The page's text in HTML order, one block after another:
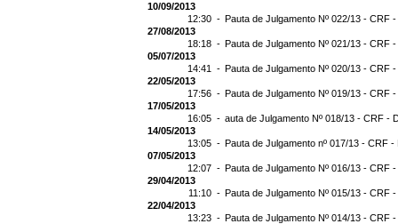
10/09/2013
12:30 - Pauta de Julgamento Nº 022/13 - CRF
27/08/2013
18:18 - Pauta de Julgamento Nº 021/13 - CRF
05/07/2013
14:41 - Pauta de Julgamento Nº 020/13 - CRF
22/05/2013
17:56 - Pauta de Julgamento Nº 019/13 - CRF
17/05/2013
16:05 - auta de Julgamento Nº 018/13 - CRF -
14/05/2013
13:05 - Pauta de Julgamento nº 017/13 - CRF -
07/05/2013
12:07 - Pauta de Julgamento Nº 016/13 - CRF
29/04/2013
11:10 - Pauta de Julgamento Nº 015/13 - CRF
22/04/2013
13:23 - Pauta de Julgamento Nº 014/13 - CRF